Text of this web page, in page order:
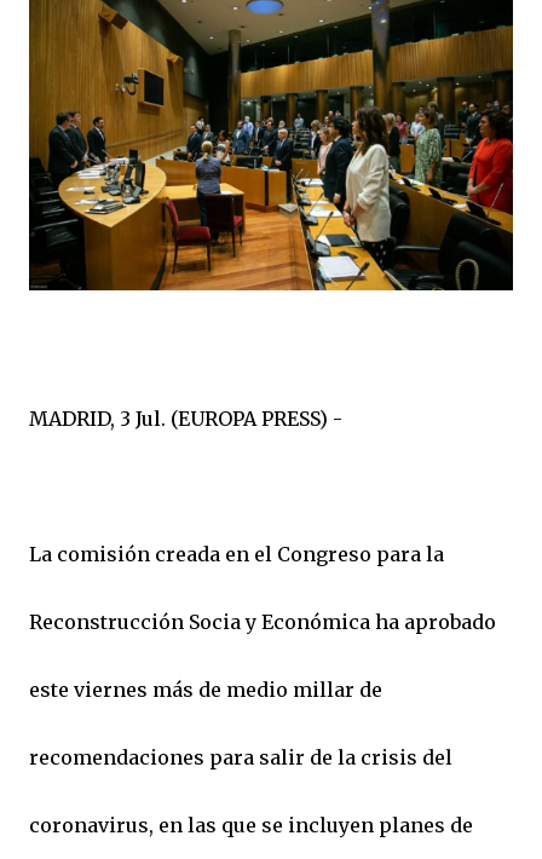
MADRID, 3 Jul. (EUROPA PRESS) -
La comisión creada en el Congreso para la
Reconstrucción Socia y Económica ha aprobado
este viernes más de medio millar de
recomendaciones para salir de la crisis del
coronavirus, en las que se incluyen planes de